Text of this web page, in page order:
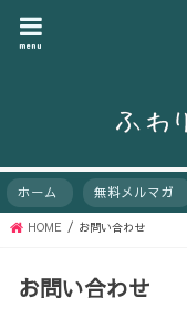
menu
ホーム 無料メルマガ
HOME お問い合わせ
お問い合わせ